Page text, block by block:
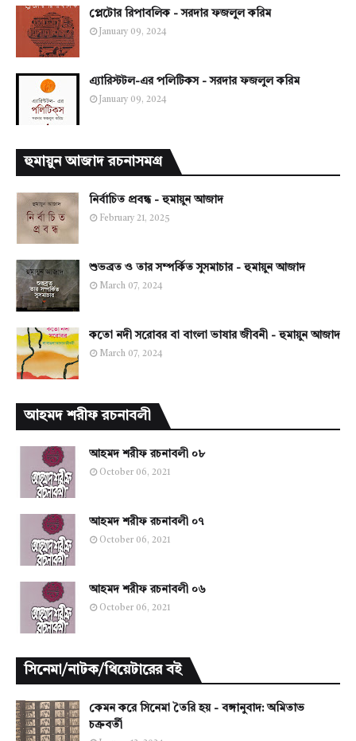
প্লেটোর রিপাবলিক - সরদার ফজলুল করিম
January 09, 2024
এ্যারিস্টটল-এর পলিটিকস - সরদার ফজলুল করিম
January 09, 2024
হুমায়ুন আজাদ রচনাসমগ্র
নির্বাচিত প্রবন্ধ - হুমায়ুন আজাদ
February 21, 2025
শুভব্রত ও তার সম্পর্কিত সুসমাচার - হুমায়ুন আজাদ
March 07, 2024
কতো নদী সরোবর বা বাংলা ভাষার জীবনী - হুমায়ুন আজাদ
March 07, 2024
আহমদ শরীফ রচনাবলী
আহমদ শরীফ রচনাবলী ০৮
October 06, 2021
আহমদ শরীফ রচনাবলী ০৭
October 06, 2021
আহমদ শরীফ রচনাবলী ০৬
October 06, 2021
সিনেমা/নাটক/থিয়েটারের বই
কেমন করে সিনেমা তৈরি হয় - বঙ্গানুবাদ: অমিতাভ
চক্রবর্তী